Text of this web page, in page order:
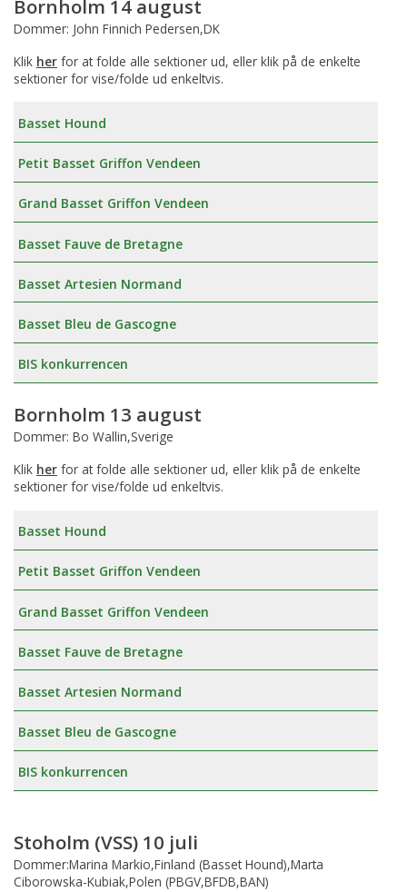
Bornholm 14 august
Dommer: John Finnich Pedersen,DK
Klik her for at folde alle sektioner ud, eller klik på de enkelte
sektioner for vise/folde ud enkeltvis.
Basset Hound
Petit Basset Griffon Vendeen
Grand Basset Griffon Vendeen
Basset Fauve de Bretagne
Basset Artesien Normand
Basset Bleu de Gascogne
BIS konkurrencen
Bornholm 13 august
Dommer: Bo Wallin,Sverige
Klik her for at folde alle sektioner ud, eller klik på de enkelte
sektioner for vise/folde ud enkeltvis.
Basset Hound
Petit Basset Griffon Vendeen
Grand Basset Griffon Vendeen
Basset Fauve de Bretagne
Basset Artesien Normand
Basset Bleu de Gascogne
BIS konkurrencen
Stoholm (VSS) 10 juli
Dommer:Marina Markio,Finland (Basset Hound),Marta
Ciborowska-Kubiak,Polen (PBGV,BFDB,BAN)